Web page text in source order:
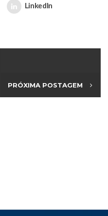
LinkedIn
PRÓXIMA POSTAGEM